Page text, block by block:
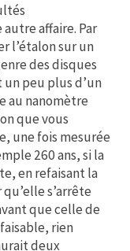
affaire. Par
l’étalon sur un
des disques
peu plus d’un
au nanomètre
que vous
une fois mesurée
260 ans, si la
en refaisant la
s’arrête
que celle de
rien
deux